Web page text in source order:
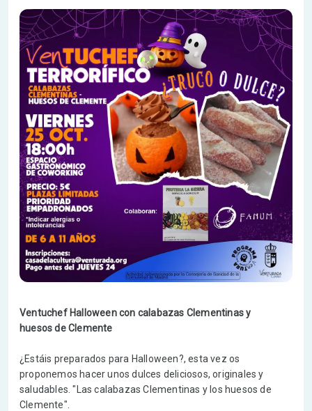
Ventuchef Halloween con calabazas Clementinas y
huesos de Clemente
¿Estáis preparados para Halloween?, esta vez os
proponemos hacer unos dulces deliciosos, originales y
saludables. "Las calabazas Clementinas y los huesos de
Clemente".